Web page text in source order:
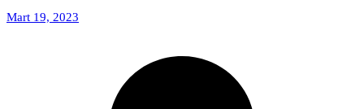
Mart 19, 2023